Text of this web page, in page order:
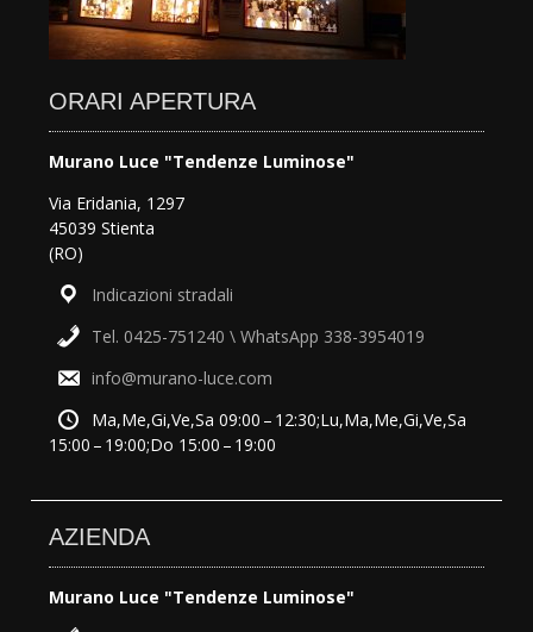
ORARI APERTURA
Murano Luce "Tendenze Luminose"
Via Eridania, 1297
45039 Stienta
(RO)
Indicazioni stradali
Tel. 0425-751240 \ WhatsApp 338-3954019
info@murano-luce.com
Ma,Me,Gi,Ve,Sa 09:00 – 12:30;Lu,Ma,Me,Gi,Ve,Sa
15:00 – 19:00;Do 15:00 – 19:00
AZIENDA
Murano Luce "Tendenze Luminose"